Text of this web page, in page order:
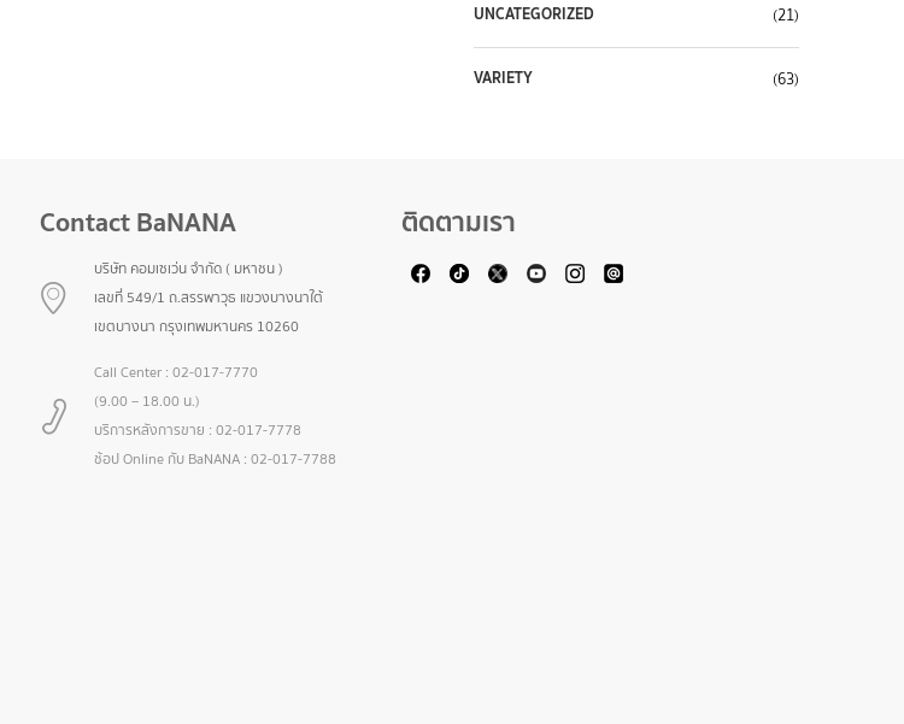
UNCATEGORIZED (21)
VARIETY (63)
Contact BaNANA
บริษัท คอมเซเว่น จำกัด ( มหาชน )
เลขที่ 549/1 ถ.สรรพาวุธ แขวงบางนาใต้
เขตบางนา กรุงเทพมหานคร 10260
Call Center : 02-017-7770
(9.00 – 18.00 น.)
บริการหลังการขาย : 02-017-7778
ช้อป Online กับ BaNANA : 02-017-7788
ติดตามเรา